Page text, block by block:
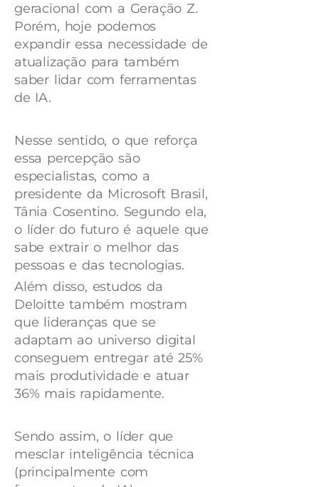
geracional com a Geração Z.
Porém, hoje podemos
expandir essa necessidade de
atualização para também
saber lidar com ferramentas
de IA.
Nesse sentido, o que reforça
essa percepção são
especialistas, como a
presidente da Microsoft Brasil,
Tânia Cosentino. Segundo ela,
o líder do futuro é aquele que
sabe extrair o melhor das
pessoas e das tecnologias.
Além disso, estudos da
Deloitte também mostram
que lideranças que se
adaptam ao universo digital
conseguem entregar até 25%
mais produtividade e atuar
36% mais rapidamente.
Sendo assim, o líder que
mesclar inteligência técnica
(principalmente com